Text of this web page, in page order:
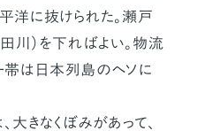
洋に抜けられた。瀬戸
川）を下ればよい。物流
帯は日本列島のヘソに
きなくぼみがあって、